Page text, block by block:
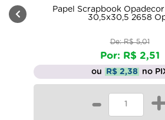
Papel Scrapbook
30,5x30,5 2658
De: R$ 5,01
Por: R$ 2,51
ou R$ 2,38 no
-